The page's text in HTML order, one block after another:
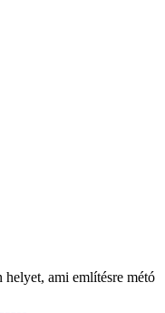
ami említésre métó